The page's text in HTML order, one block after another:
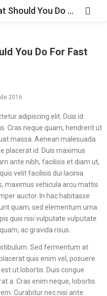
Find Out Now, What Should You Do For Fast organic?
You Do For Fast
2016
adipiscing elit. Duis id
Cras neque quam, hendrerit ut
massa. Aenean malesuada
placerat id. Duis maximus
ante nibh, facilisis et diam ut,
velit facilisis dui lacinia
maximus vehicula arcu mattis
auctor. In hac habitasse
quam, sed elementum urna.
quis nisi vulputate vulputate
ac gravida risus.
Sed fermentum at
quis enim vel, posuere
ut lobortis. Duis congue
a. Cras enim neque, lobortis
Curabitur nec nisi ante.